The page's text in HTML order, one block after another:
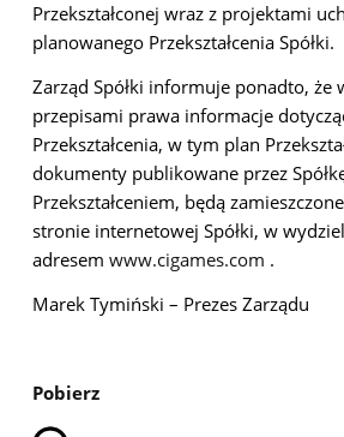
Przekształconej wraz z projektami
planowanego Przekształcenia Spółki.
Zarząd Spółki informuje ponadto, że
przepisami prawa informacje
Przekształcenia, w tym plan
dokumenty publikowane przez
Przekształceniem, będą
stronie internetowej Spółki, w
adresem www.cigames.com .
Marek Tymiński – Prezes Zarządu
Pobierz